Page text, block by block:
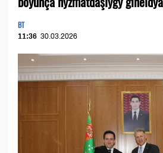
BT
11:36 30.03.2026